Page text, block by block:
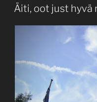
ON
Äiti, oot just hyvä